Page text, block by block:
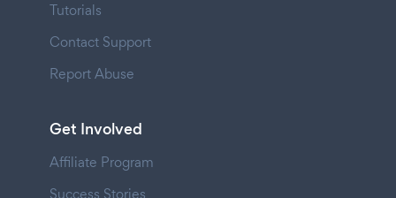
Tutorials
Contact Support
Report Abuse
Get Involved
Affiliate Program
Success Stories